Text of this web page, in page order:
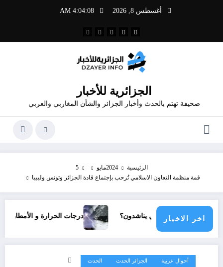
أغسطس 8, 2026 4:04:09 AM
الجزائرية للأخبار
صحيفة تهتم بالحدث وأخبار الجزائر والشأن المغاربي والعربي
الرئيسية 2024مايو
5
قمة منظمة التعاون الاسلامي تُرحب بإجتماع قادة الجزائر وتونس وليبيا
اخر الاخبار
أي مجتمع دولي يناشدون؟ درجات الحرارة و الأمطار في سبتمبر 2026 في الجزائر
أحوال عربية الجزائر الحدث الحدث